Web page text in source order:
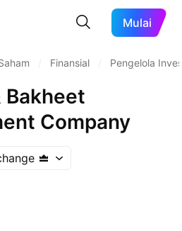
Mulai
Finansial Pengelola
Bakheet
Company